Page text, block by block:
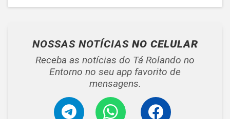
NOSSAS NOTÍCIAS NO CELULAR
Receba as notícias do Tá Rolando no
Entorno no seu app favorito de
mensagens.